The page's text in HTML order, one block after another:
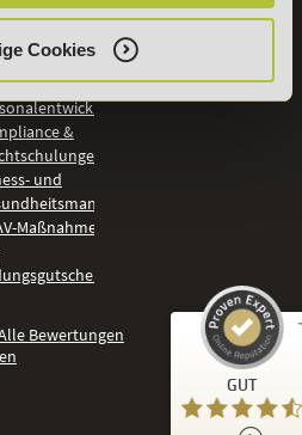
Cookies
Coaching
und
&
und
Maßnahmen
GUT
Kundenbewertungen und Erfahrungen zu
DeLSt - Deutsches eLearning Studieninstitut